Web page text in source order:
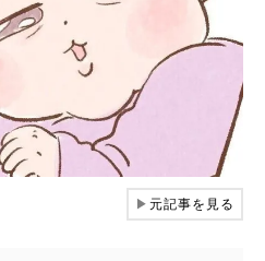
▶元記事を見る